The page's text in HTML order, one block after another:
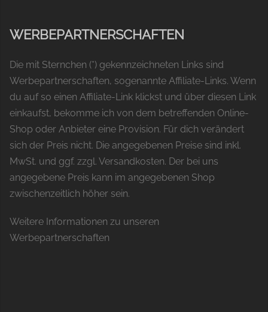
WERBEPARTNERSCHAFTEN
Die mit Sternchen (*) gekennzeichneten Links sind
Werbepartnerschaften, sogenannte Affiliate-Links. Wenn
du auf so einen Affiliate-Link klickst und über diesen Link
einkaufst, bekomme ich von dem betreffenden Online-
Shop oder Anbieter eine Provision. Für dich verändert
sich der Preis nicht. Die angegebenen Preise sind inkl.
MwSt. und ggf. zzgl. Versandkosten. Der bei uns
angegebene Preis kann im angegebenen Shop
zwischenzeitlich höher sein.
Weitere Informationen zu unseren
Werbepartnerschaften